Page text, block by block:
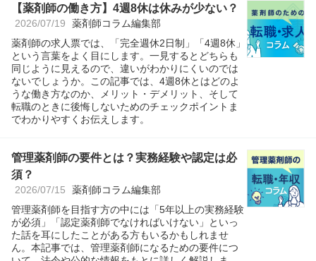
【薬剤師の働き方】4週8休は休みが少ない？
2026/07/19 薬剤師コラム編集部
薬剤師の求人票では、「完全週休2日制」「4週8休」
という言葉をよく目にします。一見するとどちらも
同じように見えるので、違いがわかりにくいのでは
ないでしょうか。この記事では、4週8休とはどのよ
うな働き方なのか、メリット・デメリット、そして
転職のときに後悔しないためのチェックポイントま
でわかりやすくお伝えします。
管理薬剤師の要件とは？実務経験や認定は必
須？
2026/07/15 薬剤師コラム編集部
管理薬剤師を目指す方の中には「5年以上の実務経験
が必須」「認定薬剤師でなければいけない」といっ
た話を耳にしたことがある方もいるかもしれませ
ん。本記事では、管理薬剤師になるための要件につ